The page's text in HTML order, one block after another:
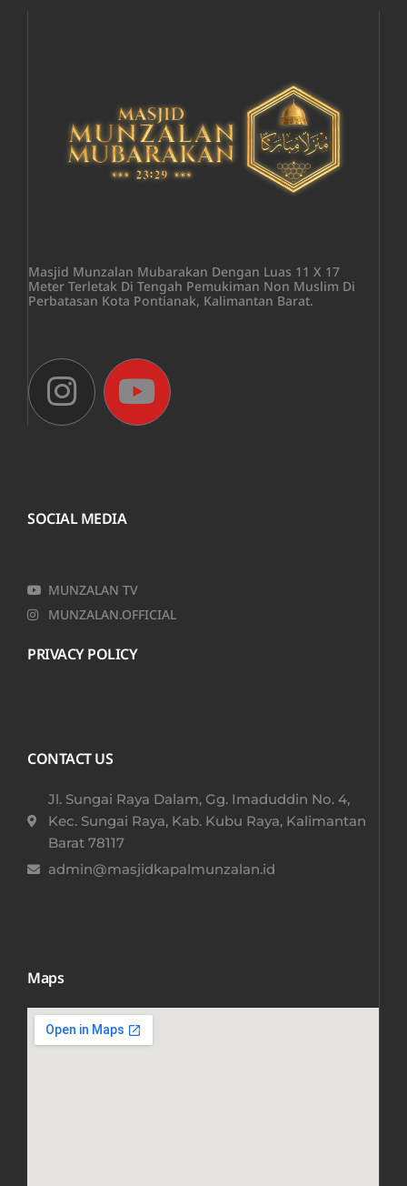
Masjid Munzalan Mubarakan Dengan Luas 11 X 17
Meter Terletak Di Tengah Pemukiman Non Muslim Di
Perbatasan Kota Pontianak, Kalimantan Barat.
SOCIAL MEDIA
MUNZALAN TV
MUNZALAN.OFFICIAL
PRIVACY POLICY
CONTACT US
Jl. Sungai Raya Dalam, Gg. Imaduddin No. 4,
Kec. Sungai Raya, Kab. Kubu Raya, Kalimantan
Barat 78117​
admin@masjidkapalmunzalan.id
Maps